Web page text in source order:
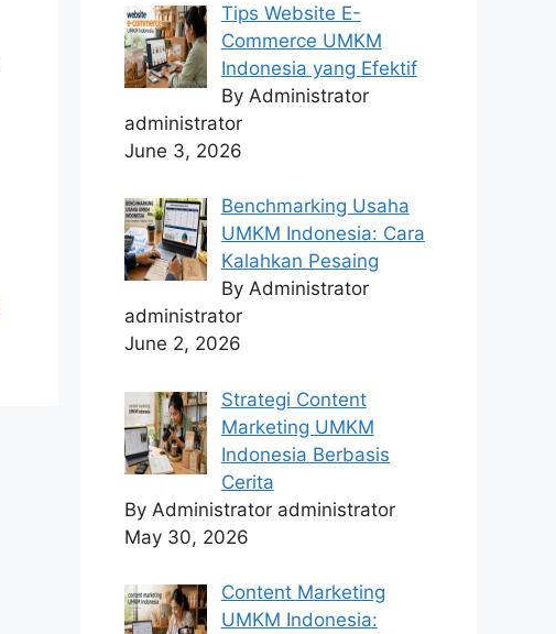
Tips Website E-
Commerce UMKM
Indonesia yang Efektif
By Administrator
administrator
June 3, 2026
Benchmarking Usaha
UMKM Indonesia: Cara
Kalahkan Pesaing
By Administrator
administrator
June 2, 2026
Strategi Content
Marketing UMKM
Indonesia Berbasis
Cerita
By Administrator administrator
May 30, 2026
Content Marketing
UMKM Indonesia: